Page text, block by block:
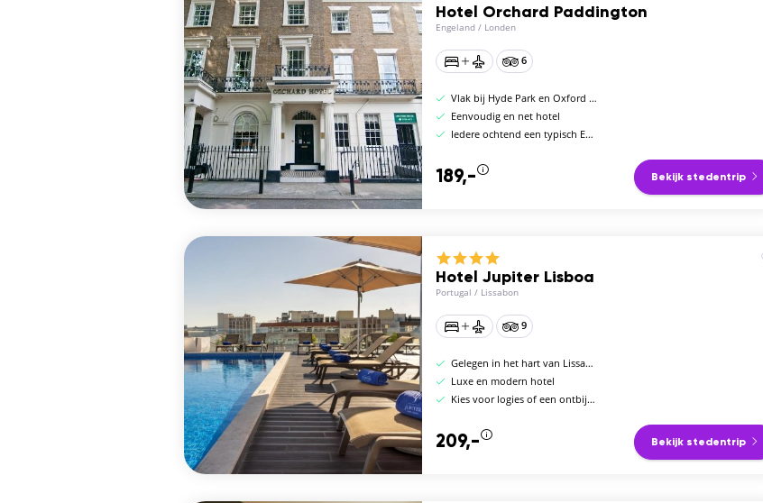
Hotel Orchard Paddington
Engeland / Londen
6
Vlak bij Hyde Park en Oxford Street
Eenvoudig en net hotel
Iedere ochtend een typisch Engels ontbijt
189,- Bekijk stedentrip
Hotel Jupiter Lisboa
Portugal / Lissabon
9
Gelegen in het hart van Lissabon
Luxe en modern hotel
Kies voor logies of een ontbijtbuffet
209,- Bekijk stedentrip